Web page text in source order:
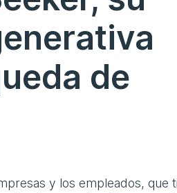
de
y los empleados, que